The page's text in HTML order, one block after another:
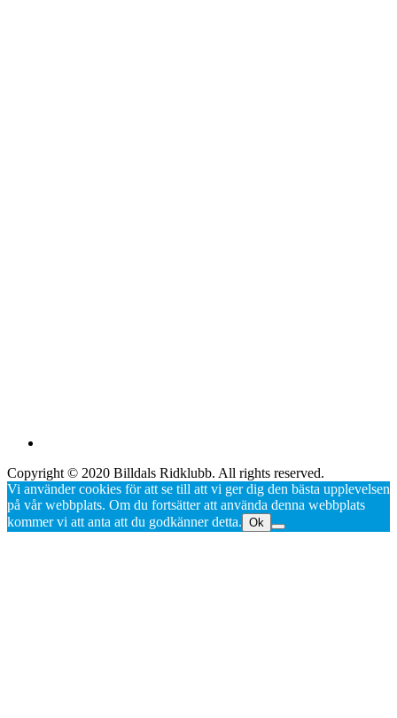
Copyright © 2020 Billdals Ridklubb. All rights reserved.
Vi använder cookies för att se till att vi ger dig den bästa upplevelsen
på vår webbplats. Om du fortsätter att använda denna webbplats
kommer vi att anta att du godkänner detta. Ok